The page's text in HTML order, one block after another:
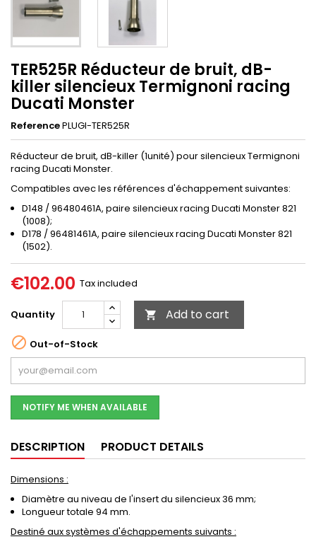
TER525R Réducteur de bruit, dB-
killer silencieux Termignoni racing
Ducati Monster
ReferencePLUGI-TER525R
Réducteur de bruit, dB-killer (1unité) pour silencieux Termignoni
racing Ducati Monster.
Compatibles avec les références d'échappement suivantes:
D148 / 96480461A, paire silencieux racing Ducati Monster 821
(1008);
D178 / 96481461A, paire silencieux racing Ducati Monster 821
(1502).
€102.00 Tax included
Quantity  Add to cart
 Out-of-Stock
NOTIFY ME WHEN AVAILABLE
DESCRIPTION PRODUCT DETAILS
Dimensions :
Diamètre au niveau de l'insert du silencieux 36 mm;
Longueur totale 94 mm.
Destiné aux systèmes d'échappements suivants :